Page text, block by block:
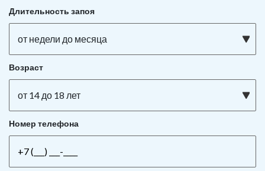
Длительность запоя
от недели до месяца
Возраст
от 14 до 18 лет
Номер телефона